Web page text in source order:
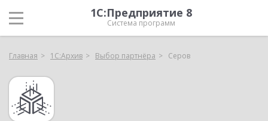
1С:Предприятие 8
Система программ
Главная 1С:Архив Выбор партнёра Серов